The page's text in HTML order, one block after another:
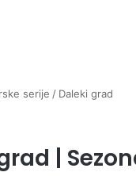
serije / Daleki grad
|